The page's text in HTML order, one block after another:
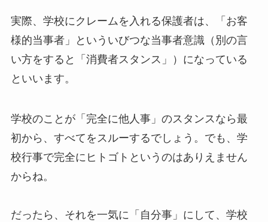
実際、学校にクレームを入れる保護者は、「お客
様的当事者」といういびつな当事者意識（別の言
い方をすると「消費者スタンス」）になっている
といいます。
学校のことが「完全に他人事」のスタンスなら最
初から、すべてをスルーするでしょう。でも、学
校行事で完全にヒトゴトというのはありえません
からね。
だったら、それを一気に「自分事」にして、学校